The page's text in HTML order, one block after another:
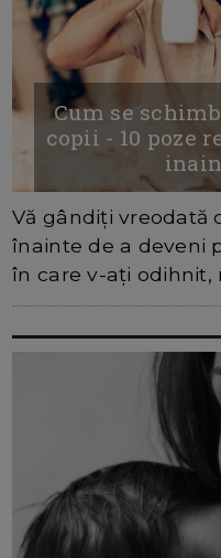
Cum se
copii - 10 poze
Vă gândiți vreodată
înainte de a deveni
în care v-ați odihnit,